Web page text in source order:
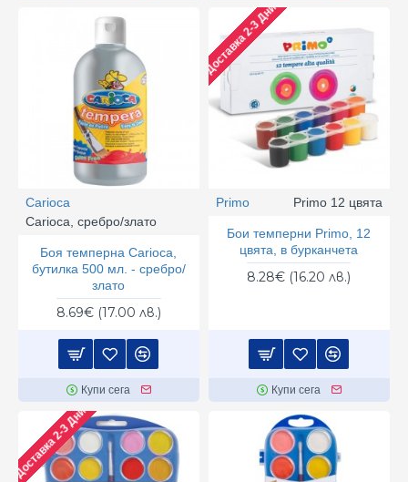
Carioca
Carioca, сребро/злато
Боя темперна Carioca,
бутилка 500 мл. - сребро/
злато
8.69€ (17.00 лв.)
Купи сега
Доставка 2-3 Дни
Primo Primo 12 цвята
Бои темперни Primo, 12
цвята, в бурканчета
8.28€ (16.20 лв.)
Купи сега
Доставка 2-3 Дни